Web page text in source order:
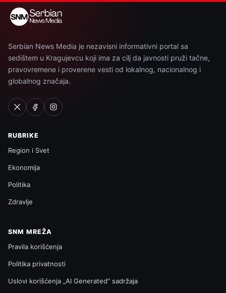
Serbian News Media je nezavisni informativni portal sa
sedištem u Kragujevcu koji ima za cilj da javnosti pruži tačne,
pravovremene i proverene vesti od lokalnog, nacionalnog i
globalnog značaja.
RUBRIKE
Region i Svet
Ekonomija
Politika
Zdravlje
SNM MREŽA
Pravila korišćenja
Politika privatnosti
Uslovi korišćenja „AI Generated“ sadržaja